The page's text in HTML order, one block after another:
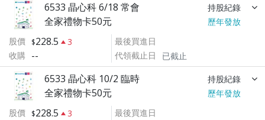
6533 晶心科 6/18 常會 持股紀錄
全家禮物卡50元
歷年發放
股價
228.5
3
收購 --
最後買進日
代領截止日
已截止
6533 晶心科 10/2 臨時 持股紀錄
全家禮物卡50元
歷年發放
股價
228.5
3
最後買進日